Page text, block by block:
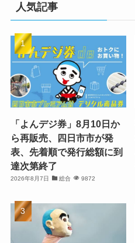
人気記事
「よんデジ券」8月10日か
ら再販売、四日市市が発
表、先着順で発行総額に到
達次第終了
2026年8月7日 総合 9872